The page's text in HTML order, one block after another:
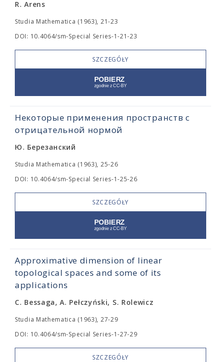
R. Arens
Studia Mathematica (1963), 21-23
DOI: 10.4064/sm-Special Series-1-21-23
SZCZEGÓŁY
Некоторые применения пространств с
отрицательной нормой
Ю. Березанский
Studia Mathematica (1963), 25-26
DOI: 10.4064/sm-Special Series-1-25-26
SZCZEGÓŁY
Approximative dimension of linear
topological spaces and some of its
applications
C. Bessaga, A. Pełczyński, S. Rolewicz
Studia Mathematica (1963), 27-29
DOI: 10.4064/sm-Special Series-1-27-29
SZCZEGÓŁY